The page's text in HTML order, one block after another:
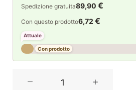
Spedizione gratuita89,90 €
Con questo prodotto6,72 €
Attuale
Con prodotto